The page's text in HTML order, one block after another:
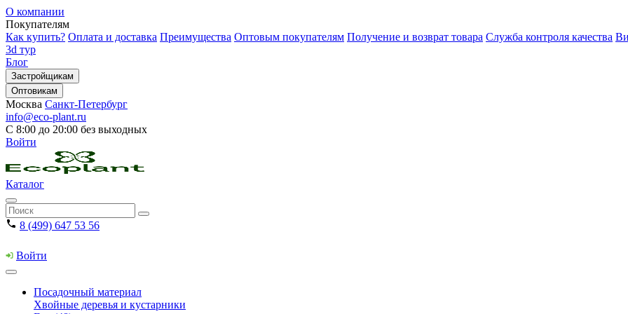
О компании
Покупателям
Как купить? Оплата и доставка Преимущества Оптовым покупателям Получение и возврат товара Служба контроля качества
3d тур
Блог
Застройщикам
Оптовикам
Москва Санкт-Петербург
info@eco-plant.ru
С 8:00 до 20:00 без выходных
Войти
Каталог
8 (499) 647 53 56
Войти
Посадочный материал
Хвойные деревья и кустарники